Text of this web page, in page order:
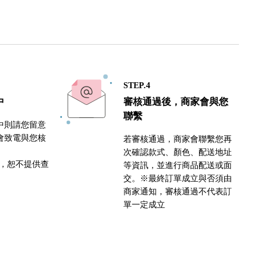
則請您留意
致電與您核
恕不提供查
STEP.4
審核通過後，商家會與您
聯繫
若審核通過，商家會聯繫您再
次確認款式、顏色、配送地址
等資訊，並進行商品配送或面
交。※最終訂單成立與否須由
商家通知，審核通過不代表訂
單一定成立